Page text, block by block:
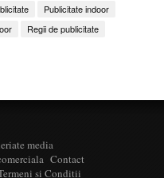
Publicitate indoor
Regii de publicitate
media
Contact
si Conditii